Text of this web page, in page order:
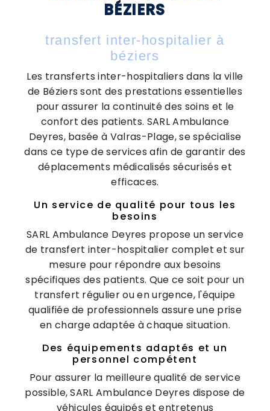
BÉZIERS
transfert inter-hospitalier à
béziers
Les transferts inter-hospitaliers dans la ville
de Béziers sont des prestations essentielles
pour assurer la continuité des soins et le
confort des patients. SARL Ambulance
Deyres, basée à Valras-Plage, se spécialise
dans ce type de services afin de garantir des
déplacements médicalisés sécurisés et
efficaces.
Un service de qualité pour tous les
besoins
SARL Ambulance Deyres propose un service
de transfert inter-hospitalier complet et sur
mesure pour répondre aux besoins
spécifiques des patients. Que ce soit pour un
transfert régulier ou en urgence, l'équipe
qualifiée de professionnels assure une prise
en charge adaptée à chaque situation.
Des équipements adaptés et un
personnel compétent
Pour assurer la meilleure qualité de service
possible, SARL Ambulance Deyres dispose de
véhicules équipés et entretenus